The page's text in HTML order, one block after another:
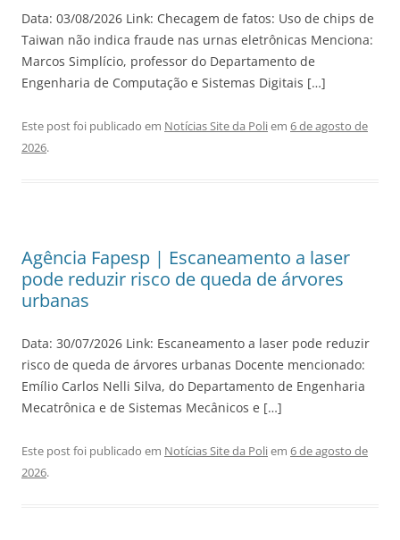
Data: 03/08/2026 Link: Checagem de fatos: Uso de chips de
Taiwan não indica fraude nas urnas eletrônicas Menciona:
Marcos Simplício, professor do Departamento de
Engenharia de Computação e Sistemas Digitais […]
Este post foi publicado em Notícias Site da Poliem 6 de agosto de
2026.
Agência Fapesp | Escaneamento a laser
pode reduzir risco de queda de árvores
urbanas
Data: 30/07/2026 Link: Escaneamento a laser pode reduzir
risco de queda de árvores urbanas Docente mencionado:
Emílio Carlos Nelli Silva, do Departamento de Engenharia
Mecatrônica e de Sistemas Mecânicos e […]
Este post foi publicado em Notícias Site da Poliem 6 de agosto de
2026.